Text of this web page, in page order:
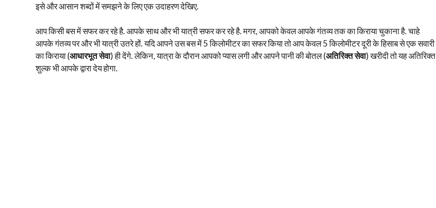
इसे और आसान शब्दों में समझने के लिए एक उदाहरण देखिए.
आप किसी बस में सफर कर रहे है. आपके साथ और भी यात्री सफर कर रहे है. मगर, आपको केवल आपके गंतव्य तक का किराया चुकाना है. चाहे
आपके गंतव्य पर और भी यात्री उतरे हों. यदि आपने उस बस में 5 किलोमीटर का सफर किया तो आप केवल 5 किलोमीटर दूरी के हिसाब से एक सवारी
का किराया (आधारभूत सेवा) ही देंगे. लेकिन, यात्रा के दौरान आपको प्यास लगी और आपने पानी की बोतल (अतिरिक्त सेवा) खरीदी तो यह अतिरिक्त
शुल्क भी आपके द्वारा देय होगा.